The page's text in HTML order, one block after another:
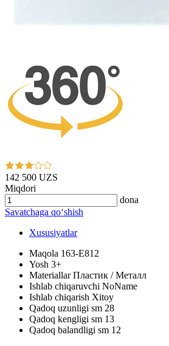
142 500 UZS
Miqdori
dona
Savatchaga qo‘shish
Xususiyatlar
Maqola 163-E812
Yosh 3+
MateriallarПластик / Металл
Ishlab chiqaruvchi NoName
Ishlab chiqarish Xitoy
Qadoq uzunligi sm 28
Qadoq kengligi sm 13
Qadoq balandligi sm 12